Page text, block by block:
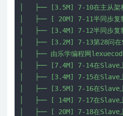
│   ├── [3.5M] 7-10在主从架
│   ├── [ 20M] 7-11半同歩复
│   ├── [3.4M] 7-12半同歩复
│   ├── [3.2M] 7-13第28问在
│   ├── 由乐学编程网
│   ├── [7.4M] 7-14在Slave
│   ├── [3.4M] 7-15在Slave
│   ├── [3.5M] 7-16在Slave
│   ├── [ 14M] 7-17在Slave
│   ├── [ 20M] 7-18在Slave